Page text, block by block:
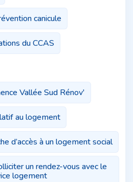
canicule
du CCAS
Vallée Sud Rénov'
au logement
d’accès à un logement social
un rendez-vous avec le
logement